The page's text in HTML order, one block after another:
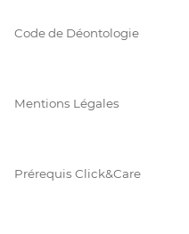
Code de Déontologie
Mentions Légales
Prérequis Click&Care